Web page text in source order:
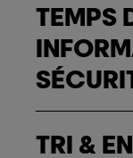
TEMPS
TRI &